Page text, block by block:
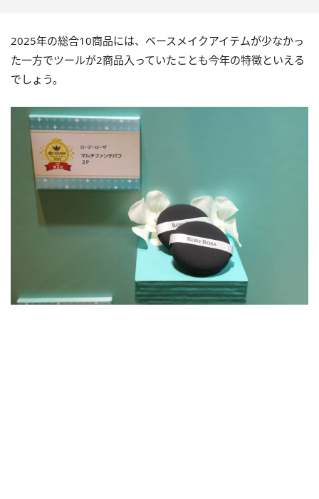
2025年の総合10商品には、ベースメイクアイテムが少なかっ
た一方でツールが2商品入っていたことも今年の特徴といえる
でしょう。